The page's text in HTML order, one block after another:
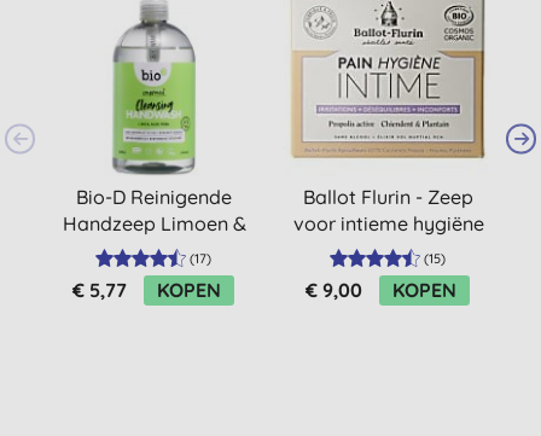
Bio-D Reinigende
Handzeep Limoen &
Aloë Vera
(17)
€ 5,77 KOPEN
Ballot Flurin - Zeep
voor intieme hygiëne
(15)
€ 9,00 KOPEN